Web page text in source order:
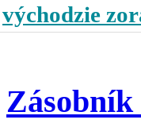
východzie
Zásobník